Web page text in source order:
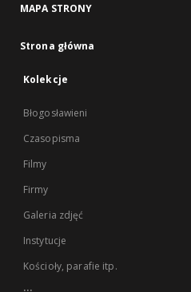
MAPA STRONY
Strona główna
Kolekcje
Błogosławieni
Czasopisma
Filmy
Firmy
Galeria zdjęć
Instytucje
Kościoły, parafie itp.
...